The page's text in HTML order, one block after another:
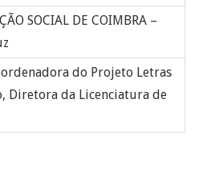
SOCIAL DE COIMBRA –
do Projeto Letras
Diretora da Licenciatura de